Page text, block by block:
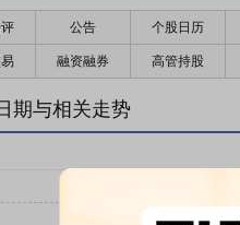
公告 个股日历
融资融券 高管持股
期与相关走势